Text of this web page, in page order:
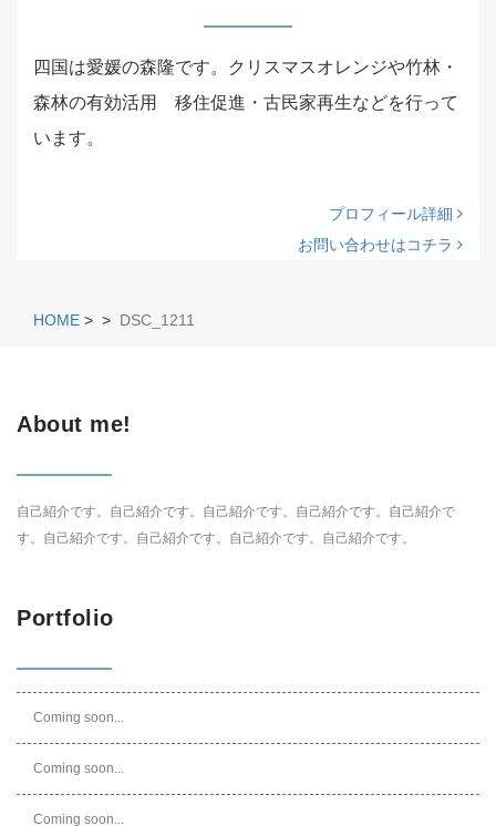
四国は愛媛の森隆です。クリスマスオレンジや竹林・
森林の有効活用 移住促進・古民家再生などを行って
います。
プロフィール詳細
お問い合わせはコチラ
HOME > > DSC_1211
About me!
自己紹介です。自己紹介です。自己紹介です。自己紹介です。自己紹介で
す。自己紹介です。自己紹介です。自己紹介です。自己紹介です。
Portfolio
Coming soon...
Coming soon...
Coming soon...